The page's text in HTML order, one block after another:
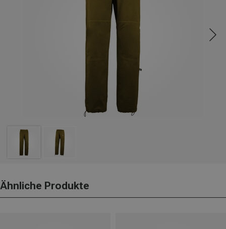
Ähnliche Produkte